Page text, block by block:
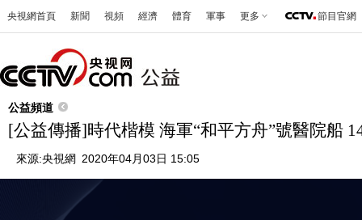
央視網首頁 新聞 視頻 經濟 體育 軍事 更多 節目官網
公益頻道
[公益傳播]時代楷模 海軍“和平方舟”號醫院船
來源:央視網 2020年04月03日 15:05